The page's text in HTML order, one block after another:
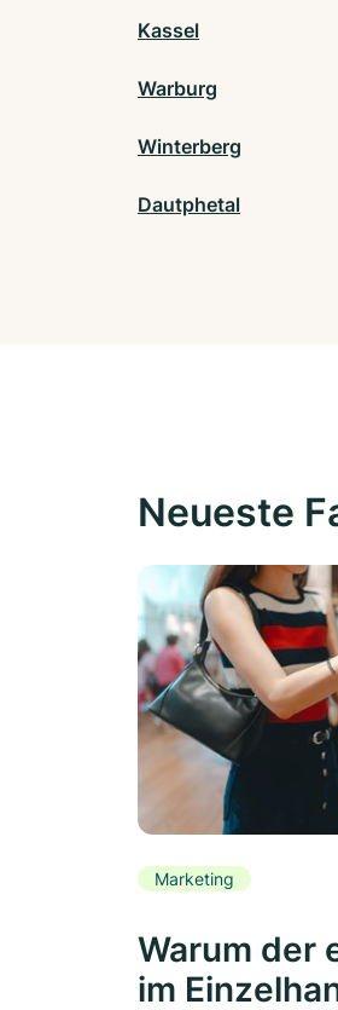
Kassel
Warburg
Winterberg
Dautphetal
Neueste
Marketing
Warum der
im